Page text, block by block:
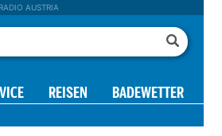
RADIO AUSTRIA
REISEN BADEWETTER